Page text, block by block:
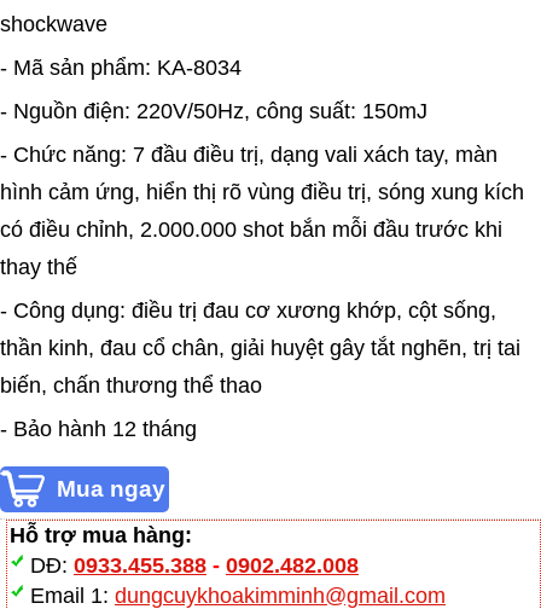
shockwave
- Mã sản phẩm: KA-8034
- Nguồn điện: 220V/50Hz, công suất: 150mJ
- Chức năng: 7 đầu điều trị, dạng vali xách tay, màn
hình cảm ứng, hiển thị rõ vùng điều trị, sóng xung kích
có điều chỉnh, 2.000.000 shot bắn mỗi đầu trước khi
thay thế
- Công dụng: điều trị đau cơ xương khớp, cột sống,
thần kinh, đau cổ chân, giải huyệt gây tắt nghẽn, trị tai
biến, chấn thương thể thao
- Bảo hành 12 tháng
Hỗ trợ mua hàng:
DĐ: 0933.455.388- 0902.482.008
Email 1: dungcuykhoakimminh@gmail.com